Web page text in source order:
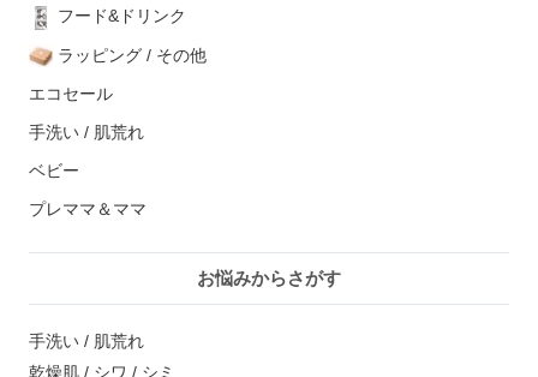
フード&ドリンク
ラッピング / その他
エコセール
手洗い / 肌荒れ
ベビー
プレママ＆ママ
お悩みからさがす
手洗い / 肌荒れ
乾燥肌 / シワ / シミ